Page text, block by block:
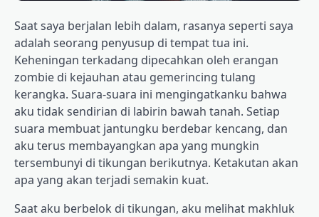
Saat saya berjalan lebih dalam, rasanya seperti saya
adalah seorang penyusup di tempat tua ini.
Keheningan terkadang dipecahkan oleh erangan
zombie di kejauhan atau gemerincing tulang
kerangka. Suara-suara ini mengingatkanku bahwa
aku tidak sendirian di labirin bawah tanah. Setiap
suara membuat jantungku berdebar kencang, dan
aku terus membayangkan apa yang mungkin
tersembunyi di tikungan berikutnya. Ketakutan akan
apa yang akan terjadi semakin kuat.
Saat aku berbelok di tikungan, aku melihat makhluk